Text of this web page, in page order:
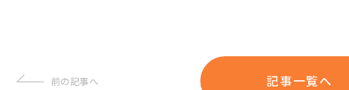
前の記事へ 記事一覧へ